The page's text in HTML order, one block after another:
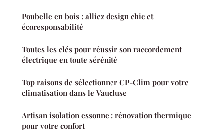
Poubelle en bois : alliez design chic et
écoresponsabilité
Toutes les clés pour réussir son raccordement
électrique en toute sérénité
Top raisons de sélectionner CP-Clim pour votre
climatisation dans le Vaucluse
Artisan isolation essonne : rénovation thermique
pour votre confort